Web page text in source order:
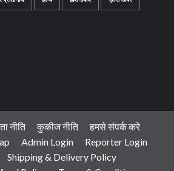
नीति कुकीज नीति
हमसे संपर्क करे
Admin Login
Reporter Login
Shipping & Delivery Policy